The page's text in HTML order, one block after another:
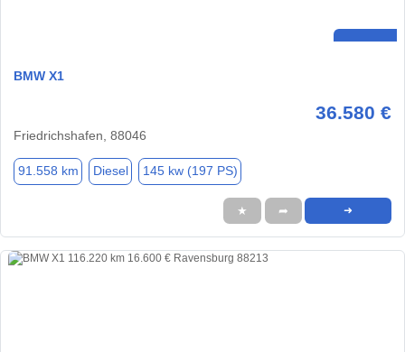
BMW X1
36.580 €
Friedrichshafen, 88046
91.558 km Diesel 145 kw (197 PS)
★ ➦ ➜